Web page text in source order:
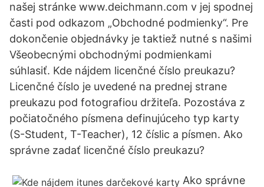
našej stránke www.deichmann.com v jej spodnej
časti pod odkazom „Obchodné podmienky“. Pre
dokončenie objednávky je taktiež nutné s našimi
Všeobecnými obchodnými podmienkami
súhlasiť. Kde nájdem licenčné číslo preukazu?
Licenčné číslo je uvedené na prednej strane
preukazu pod fotografiou držiteľa. Pozostáva z
počiatočného písmena definujúceho typ karty
(S-Student, T-Teacher), 12 číslic a písmen. Ako
správne zadať licenčné číslo preukazu?
Ako správne